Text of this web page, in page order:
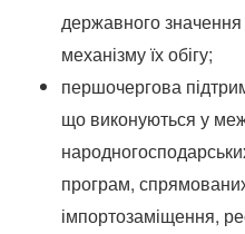
державного
механізму їх обігу;
першочергова
що виконуються у
програм,
імпортозаміщення,